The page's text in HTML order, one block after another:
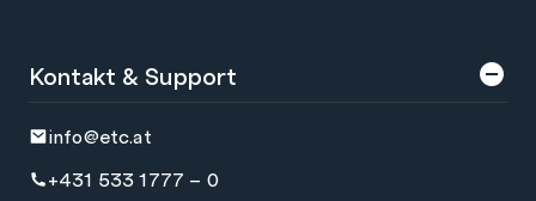
Kontakt & Support
info@etc.at
+431 533 1777 – 0